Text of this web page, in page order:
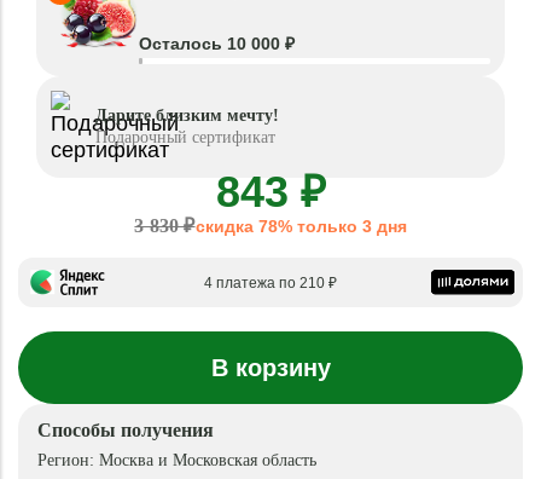
Осталось 10 000 ₽
Дарите близким мечту!
Подарочный сертификат
843 ₽
3 830 ₽скидка 78% только 3 дня
4 платежа по 210 ₽
В корзину
Способы получения
Регион: Москва и Московская область